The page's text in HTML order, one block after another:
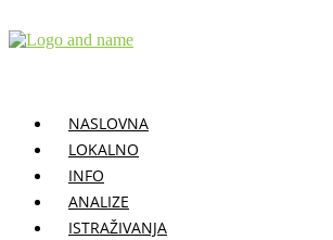
na
NASLOVNA
LOKALNO
INFO
ANALIZE
ISTRAŽIVANJA